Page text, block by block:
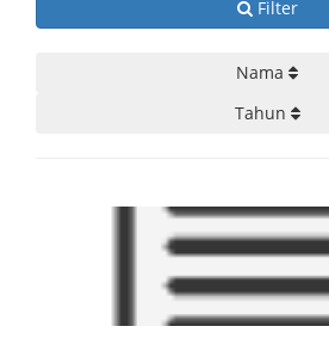
Filter
Nama
Tahun